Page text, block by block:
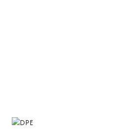
volets roulants manuels, chauffage
froide inclus). Dépôt de garantie: